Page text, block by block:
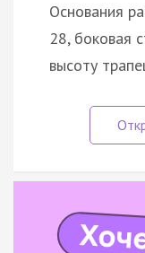
Основания
28, боковая
высоту